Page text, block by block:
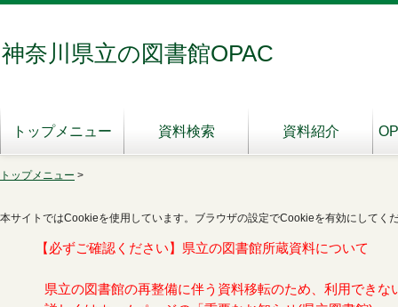
神奈川県立の図書館OPAC
トップメニュー 資料検索 資料紹介
トップメニュー >
本サイトではCookieを使用しています。ブラウザの設定でCookieを有効にしてく
【必ずご確認ください】県立の図書館所蔵資料について
県立の図書館の再整備に伴う資料移転のため、利用できな